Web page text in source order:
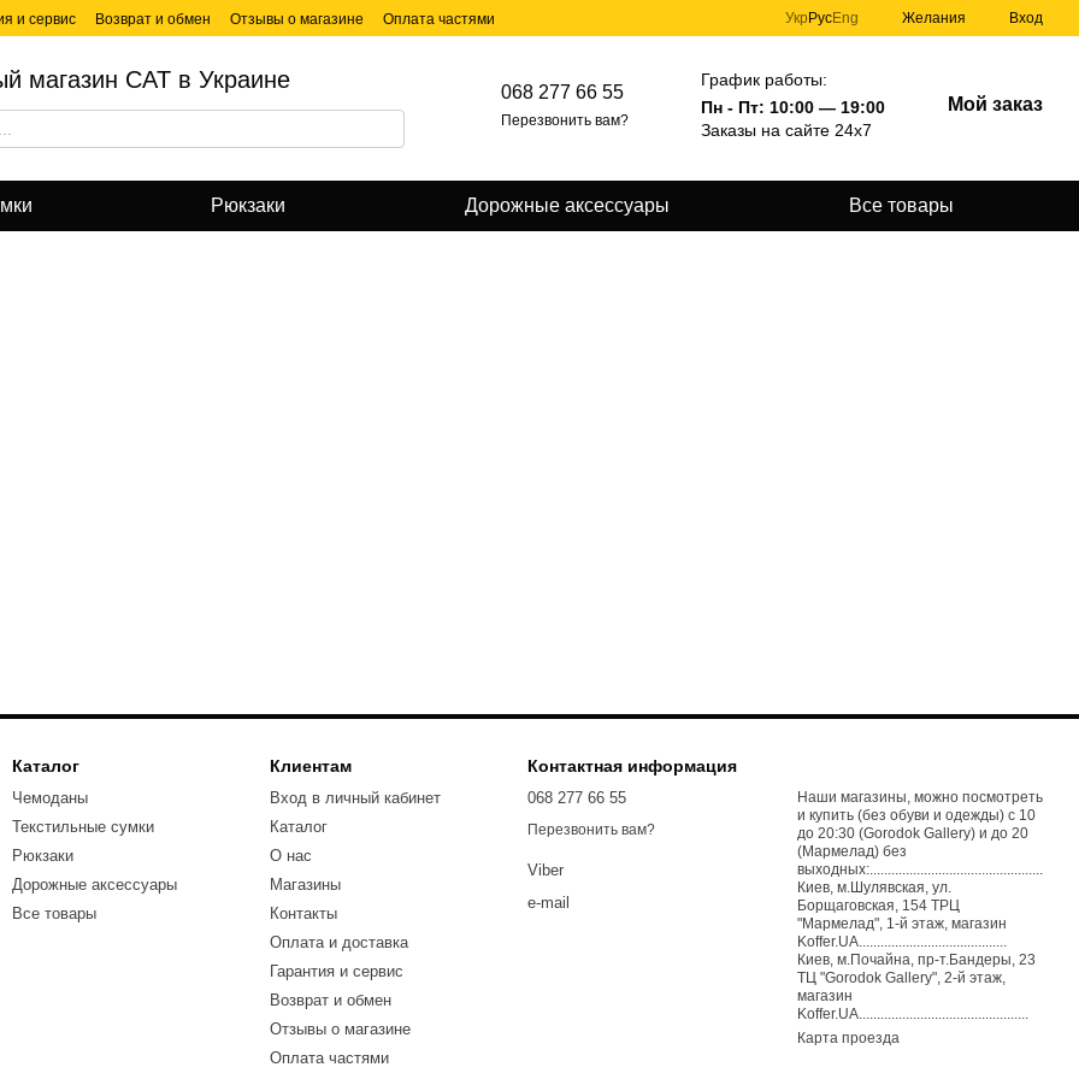
и сервис Возврат и обмен Отзывы о магазине Оплата частями Укр РусEng Желания Вход
магазин CAT в Украине 068 277 66 55
Перезвонить вам?
График работы:
Пн - Пт: 10:00 — 19:00
Заказы на сайте 24х7
Мой заказ
Рюкзаки Дорожные аксессуары Все товары
Каталог
Чемоданы
Текстильные сумки
Рюкзаки
Дорожные аксессуары
Все товары
Клиентам
Вход в личный кабинет
Каталог
О нас
Магазины
Контакты
Оплата и доставка
Гарантия и сервис
Возврат и обмен
Отзывы о магазине
Оплата частями
Контактная информация
068 277 66 55
Перезвонить вам?
Viber
e-mail
Наши магазины, можно посмотреть
и купить (без обуви и одежды) с 10
до 20:30 (Gorodok Gallery) и до 20
(Мармелад) без
выходных:................................................
Киев, м.Шулявская, ул.
Борщаговская, 154 ТРЦ
"Мармелад", 1-й этаж, магазин
Koffer.UA.........................................
Киев, м.Почайна, пр-т.Бандеры, 23
ТЦ "Gorodok Gallery", 2-й этаж,
магазин
Koffer.UA...............................................
Карта проезда